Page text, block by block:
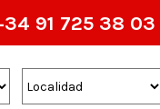
91 725 38 03